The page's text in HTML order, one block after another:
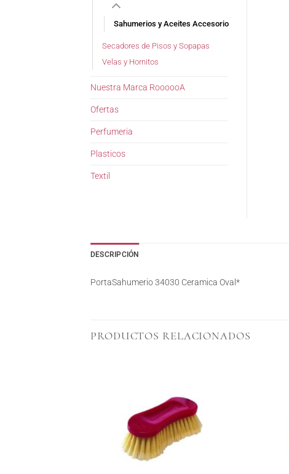
Sahumerios y Aceites Accesorio
Secadores de Pisos y Sopapas
Velas y Hornitos
Nuestra Marca RoooooA
Ofertas
Perfumeria
Plasticos
Textil
DESCRIPCIÓN
PortaSahumerio 34030 Ceramica Oval*
PRODUCTOS RELACIONADOS